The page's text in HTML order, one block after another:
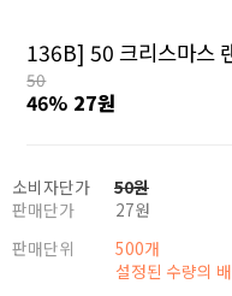
136B] 50 크리스마스
50
46% 27원
소비자단가 50원
판매단가
27원
판매단위
500개
설정된 수량의